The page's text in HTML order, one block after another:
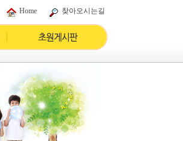
Home 찾아오시는길